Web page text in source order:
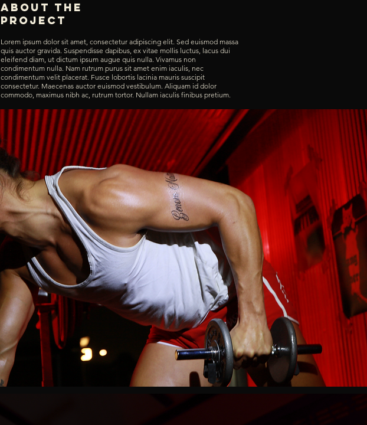
About the
project
Lorem ipsum dolor sit amet, consectetur adipiscing elit. Sed euismod massa
quis auctor gravida. Suspendisse dapibus, ex vitae mollis luctus, lacus dui
eleifend diam, ut dictum ipsum augue quis nulla. Vivamus non
condimentum nulla. Nam rutrum purus sit amet enim iaculis, nec
condimentum velit placerat. Fusce lobortis lacinia mauris suscipit
consectetur. Maecenas auctor euismod vestibulum. Aliquam id dolor
commodo, maximus nibh ac, rutrum tortor. Nullam iaculis finibus pretium.